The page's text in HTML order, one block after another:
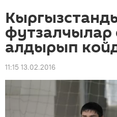
футзалчылар
алдырып
11:15 13.02.2016